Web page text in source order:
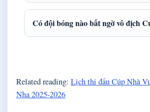
Có đội bóng nào bất ngờ vô địch
Related reading: Lịch thi đấu Cúp Nhà
Nha 2025-2026